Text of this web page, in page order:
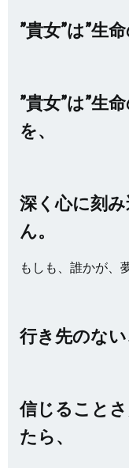
”貴女”は”生
”貴女”は”生
を、
深く心に刻
ん。
もしも、誰かが、
行き先のない
信じること
たら、